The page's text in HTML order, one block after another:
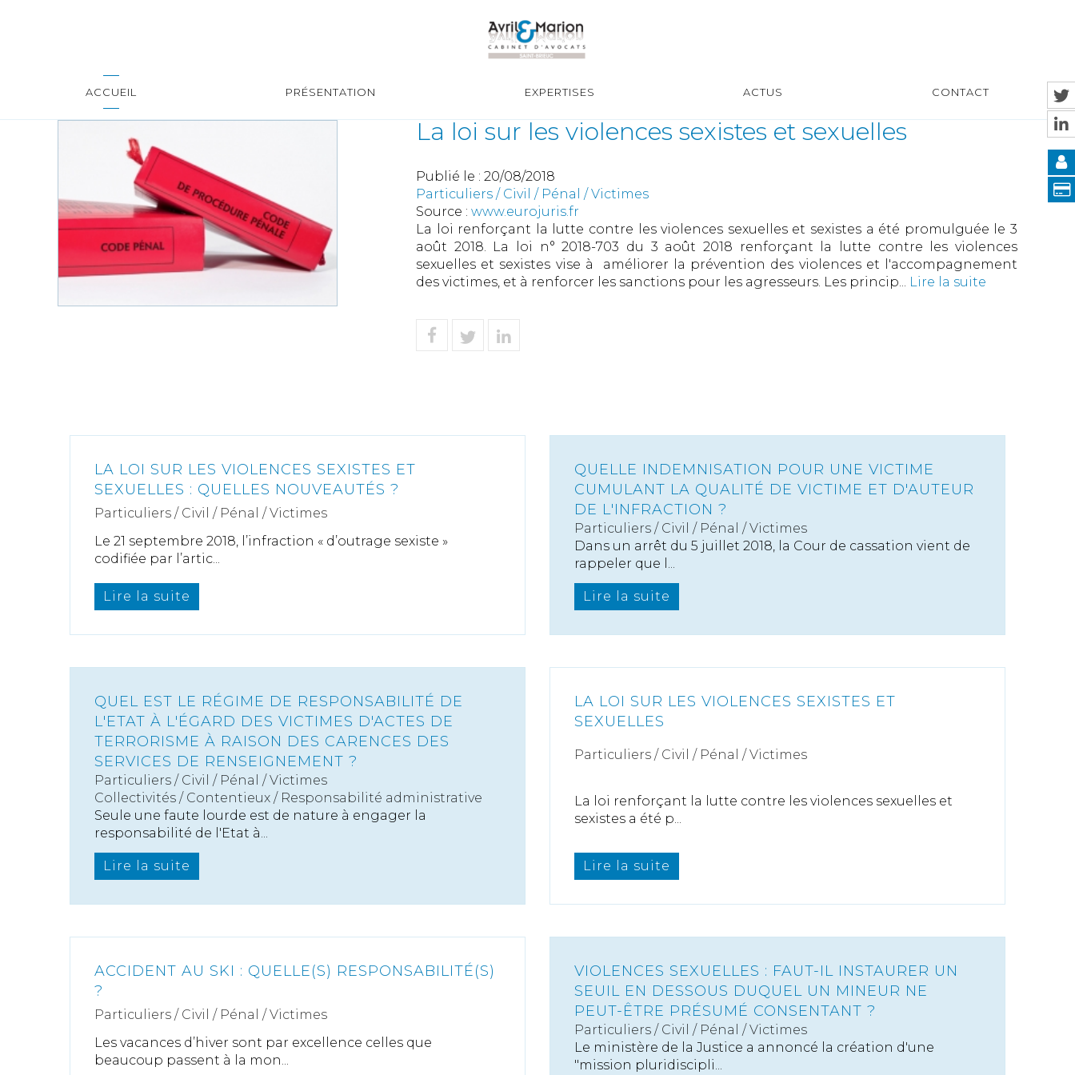
ACCUEIL PRÉSENTATION EXPERTISES ACTUS CONTACT
La loi sur les violences sexistes et sexuelles
Publié le : 20/08/2018
Particuliers / Civil / Pénal /Victimes
Source : www.eurojuris.fr
La loi renforçant la lutte contre les violences sexuelles et sexistes a été promulguée le 3
août 2018. La loi n° 2018-703 du 3 août 2018 renforçant la lutte contre les violences
sexuelles et sexistes vise à améliorer la prévention des violences et l'accompagnement
des victimes, et à renforcer les sanctions pour les agresseurs. Les princip... Lire la suite
LA LOI SUR LES VIOLENCES SEXISTES ET
SEXUELLES : QUELLES NOUVEAUTÉS ?
Particuliers / Civil / Pénal / Victimes
Le 21 septembre 2018, l’infraction « d’outrage sexiste »
codifiée par l’artic...
Lire la suite
QUELLE INDEMNISATION POUR UNE VICTIME
CUMULANT LA QUALITÉ DE VICTIME ET D'AUTEUR
DE L'INFRACTION ?
Particuliers / Civil / Pénal /Victimes
Dans un arrêt du 5 juillet 2018, la Cour de cassation vient de
rappeler que l...
Lire la suite
QUEL EST LE RÉGIME DE RESPONSABILITÉ DE
L'ETAT À L'ÉGARD DES VICTIMES D'ACTES DE
TERRORISME À RAISON DES CARENCES DES
SERVICES DE RENSEIGNEMENT ?
Particuliers / Civil / Pénal /Victimes
Collectivités / Contentieux / Responsabilité administrative
Seule une faute lourde est de nature à engager la
responsabilité de l'Etat à...
Lire la suite
LA LOI SUR LES VIOLENCES SEXISTES ET
SEXUELLES
Particuliers / Civil / Pénal /Victimes
La loi renforçant la lutte contre les violences sexuelles et
sexistes a été p...
Lire la suite
ACCIDENT AU SKI : QUELLE(S) RESPONSABILITÉ(S)
?
Particuliers / Civil / Pénal / Victimes
Les vacances d’hiver sont par excellence celles que
beaucoup passent à la mon...
VIOLENCES SEXUELLES : FAUT-IL INSTAURER UN
SEUIL EN DESSOUS DUQUEL UN MINEUR NE
PEUT-ÊTRE PRÉSUMÉ CONSENTANT ?
Particuliers / Civil / Pénal /Victimes
Le ministère de la Justice a annoncé la création d'une
"mission pluridiscipli...